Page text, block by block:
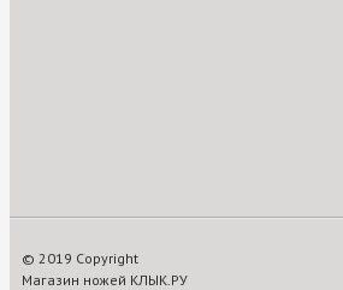
© 2019 Copyright
Магазин ножей КЛЫК.РУ